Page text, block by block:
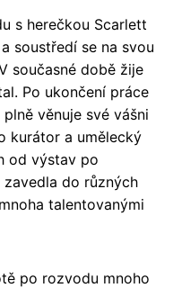
s herečkou Scarlett
soustředí se na svou
současné době žije
Po ukončení práce
věnuje své vášni
kurátor a umělecký
od výstav po
do různých
talentovanými
po rozvodu mnoho